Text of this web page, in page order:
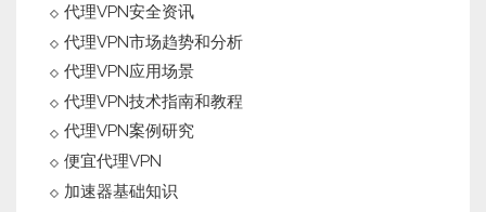
代理VPN安全资讯
代理VPN市场趋势和分析
代理VPN应用场景
代理VPN技术指南和教程
代理VPN案例研究
便宜代理VPN
加速器基础知识